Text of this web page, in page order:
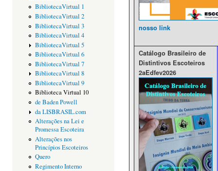
BibliotecaVirtual 1
BibliotecaVirtual 2
BibliotecaVirtual 3
BibliotecaVirtual 4
BibliotecaVirtual 5
BibliotecaVirtual 6
BibliotecaVirtual 7
BibliotecaVirtual 8
BibliotecaVirtual 9
Biblioteca Virtual 10
de Baden Powell
da LISBRASIL.com
Alterações na Lei e
Promessa Escoteira
Alterações nos
Princípios Escoteiros
Quero
Regimento Interno
nosso link
Catálogo Brasileiro de
Distintivos Escoteiros
2aEdfev2026